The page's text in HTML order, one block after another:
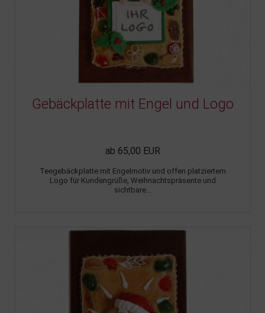
Gebäckplatte mit Engel und Logo
ab 65,00 EUR
Teegebäckplatte mit Engelmotiv und offen platziertem
Logo für Kundengrüße, Weihnachtspräsente und
sichtbare...